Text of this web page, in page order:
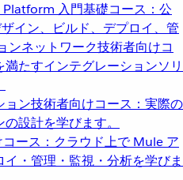
入門基礎コース：公
イン、ビルド、デプロイ、管
ンネットワーク技術者向けコ
たすインテグレーションソリ
ョン技術者向けコース：実際の
設計を学びます。
ース：クラウド上で Mule ア
・管理・監視・分析を学びま